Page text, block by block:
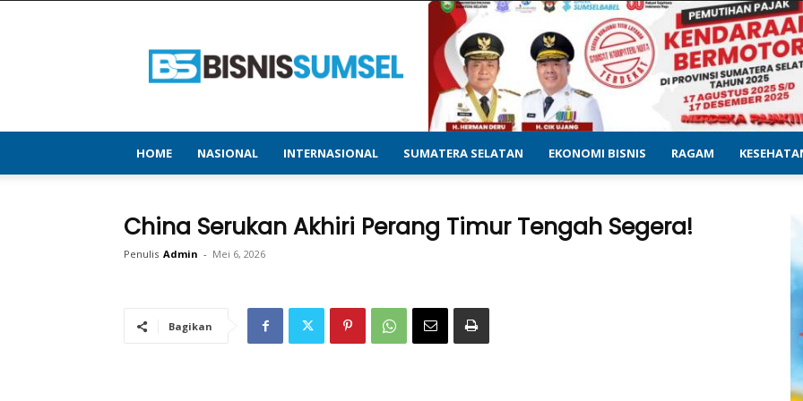
–
Menyajikan
&
Terupdate
HOME NASIONAL INTERNASIONAL SUMATERA SELATAN EKONOMI BISNIS RAGAM
China Serukan Akhiri Perang Timur Tengah Segera!
Penulis Admin - Mei 6, 2026
Bagikan